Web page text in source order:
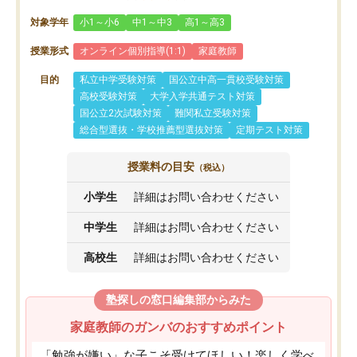
対象学年 小1～小6 中1～中3 高1～高3
授業形式 オンライン個別指導(1:1) 家庭教師
目的 私立中学受験対策
国公立中高一貫校受験対策
高校受験対策
大学入学共通テスト対策
国公立2次試験対策
難関私立受験対策
総合型選抜・学校推薦型選抜対策
定期テスト対策
授業料の目安 （税込）
小学生 詳細はお問い合わせください
中学生 詳細はお問い合わせください
高校生 詳細はお問い合わせください
塾探しの窓口編集部からみた
家庭教師のガンバのおすすめポイント